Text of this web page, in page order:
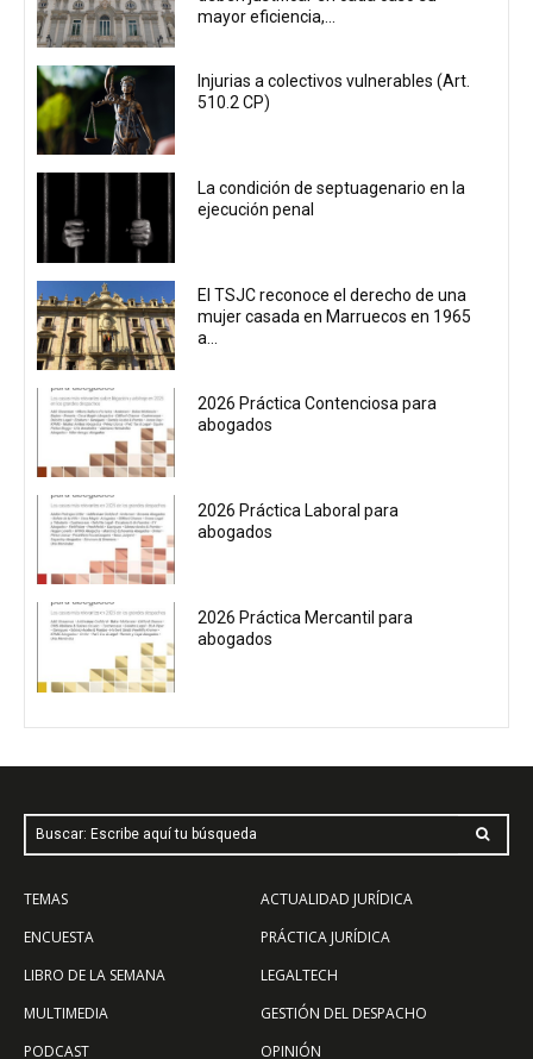
mayor eficiencia,...
Injurias a colectivos vulnerables (Art.
510.2 CP)
La condición de septuagenario en la
ejecución penal
El TSJC reconoce el derecho de una
mujer casada en Marruecos en 1965
a...
2026 Práctica Contenciosa para
abogados
2026 Práctica Laboral para
abogados
2026 Práctica Mercantil para
abogados
Buscar: Escribe aquí tu búsqueda
TEMAS
ENCUESTA
LIBRO DE LA SEMANA
MULTIMEDIA
PODCAST
ACTUALIDAD JURÍDICA
PRÁCTICA JURÍDICA
LEGALTECH
GESTIÓN DEL DESPACHO
OPINIÓN